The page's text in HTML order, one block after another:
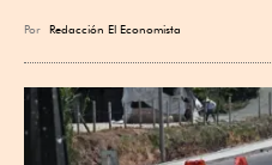
Por Redacción El Economista